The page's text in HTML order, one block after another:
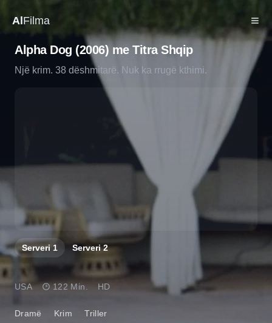
Al Filma
Alpha Dog (2006) me Titra Shqip
Një krim. 38 dëshmitarë. Nuk ka rrugë kthimi.
Serveri 1 Serveri2
Dramë Krim Triller
USA 122 Min. HD